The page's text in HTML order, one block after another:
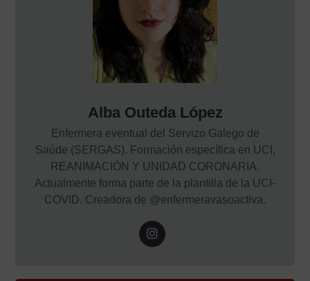
Alba Outeda López
Enfermera eventual del Servizo Galego de
Saúde (SERGAS). Formación específica en UCI,
REANIMACIÓN Y UNIDAD CORONARIA.
Actualmente forma parte de la plantilla de la UCI-
COVID. Creadora de @enfermeravasoactiva.